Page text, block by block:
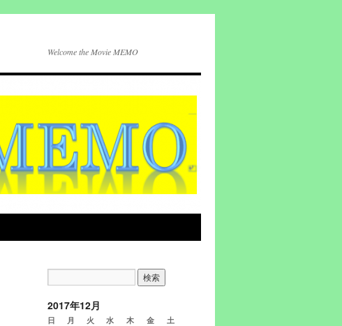
Welcome the Movie MEMO
2017年12月
日 月 火 水 木 金 土